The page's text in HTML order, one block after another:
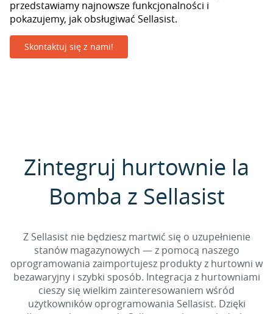
przedstawiamy najnowsze funkcjonalności i
pokazujemy, jak obsługiwać Sellasist.
Skontaktuj się z nami!
Zintegruj hurtownie la
Bomba z Sellasist
Z Sellasist nie będziesz martwić się o uzupełnienie
stanów magazynowych — z pomocą naszego
oprogramowania zaimportujesz produkty z hurtowni w
bezawaryjny i szybki sposób. Integracja z hurtowniami
cieszy się wielkim zainteresowaniem wśród
użytkowników oprogramowania Sellasist. Dzięki